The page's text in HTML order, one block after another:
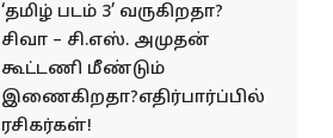
‘தமிழ் படம் 3’ வருகிறதா?
சிவா – சி.எஸ். அமுதன்
கூட்டணி மீண்டும்
இணைகிறதா?எதிர்பார்ப்பில்
ரசிகர்கள்!